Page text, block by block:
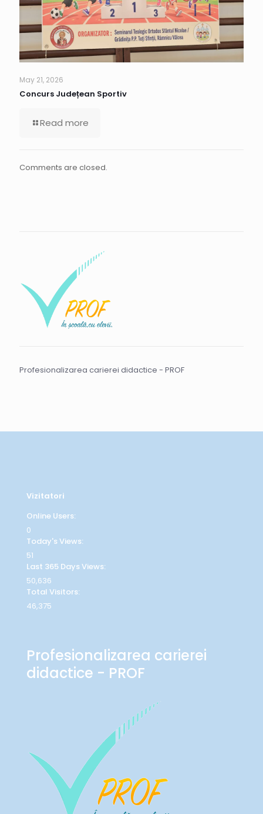
May 21, 2026
Concurs Județean Sportiv
Read more
Comments are closed.
Profesionalizarea carierei didactice - PROF
Vizitatori
Online Users:
0
Today's Views:
51
Last 365 Days Views:
50,636
Total Visitors:
46,375
Profesionalizarea carierei
didactice - PROF